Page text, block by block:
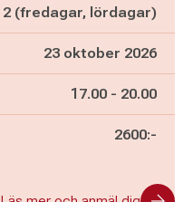
2 (fredagar, lördagar)
23 oktober 2026
Pågår mellan
17.00 - och
20.00
2600:-